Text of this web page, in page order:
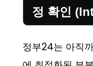
정 확인
정부24는 아직